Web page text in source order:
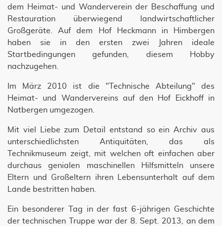
dem Heimat- und Wanderverein der Beschaffung und
Restauration überwiegend landwirtschaftlicher
Großgeräte. Auf dem Hof Heckmann in Himbergen
haben sie in den ersten zwei Jahren ideale
Startbedingungen gefunden, diesem Hobby
nachzugehen.
Im März 2010 ist die "Technische Abteilung" des
Heimat- und Wandervereins auf den Hof Eickhoff in
Natbergen umgezogen.
Mit viel Liebe zum Detail entstand so ein Archiv aus
unterschiedlichsten Antiquitäten, das als
Technikmuseum zeigt, mit welchen oft einfachen aber
durchaus genialen maschinellen Hilfsmitteln unsere
Eltern und Großeltern ihren Lebensunterhalt auf dem
Lande bestritten haben.
Ein besonderer Tag in der fast 6-jährigen Geschichte
der technischen Truppe war der 8. Sept. 2013, an dem